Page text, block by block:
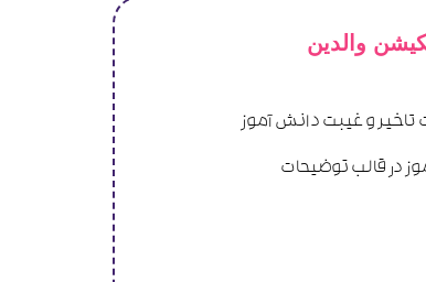
والدین
و غیبت دانش آموز
در قالب توضیحات